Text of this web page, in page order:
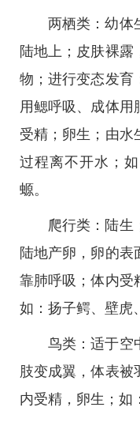
两栖类：幼体
陆地上；皮肤裸露
物；进行变态发
用鳃呼吸、成体用
受精；卵生；由水
过程离不开水；
螈。
爬行类：陆生
陆地产卵，卵的表
靠肺呼吸；体内受
如：扬子鳄、壁虎
鸟类：适于空
肢变成翼，体表被
内受精，卵生；如